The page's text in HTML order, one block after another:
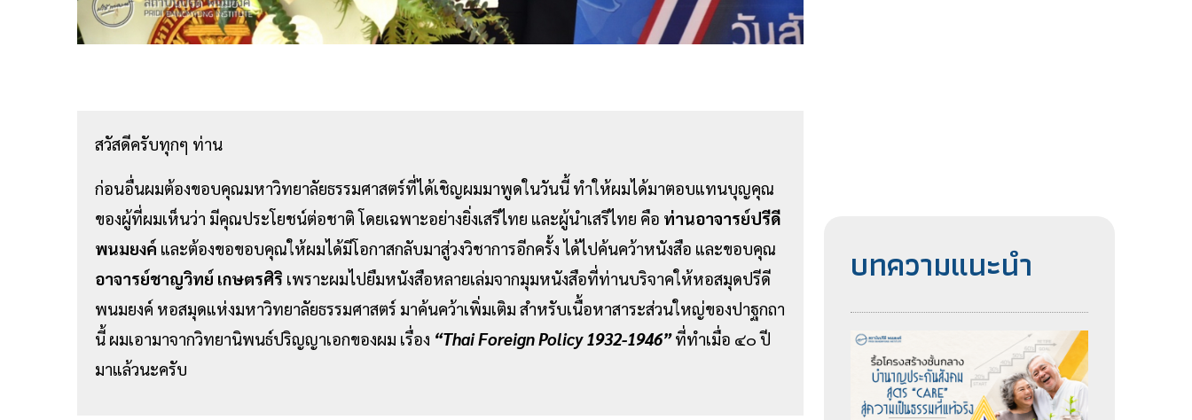
สวัสดีครับทุกๆ ท่าน
ก่อนอื่นผมต้องขอบคุณมหาวิทยาลัยธรรมศาสตร์ที่ได้เชิญผมมาพูดในวันนี้ ทำให้ผมได้มาตอบแทนบุญคุณ
ของผู้ที่ผมเห็นว่า มีคุณประโยชน์ต่อชาติ โดยเฉพาะอย่างยิ่งเสรีไทย และผู้นำเสรีไทย คือ ท่านอาจารย์ปรีดี
พนมยงค์ และต้องขอขอบคุณให้ผมได้มีโอกาสกลับมาสู่วงวิชาการอีกครั้ง ได้ไปค้นคว้าหนังสือ และขอบคุณ
อาจารย์ชาญวิทย์ เกษตรศิริ เพราะผมไปยืมหนังสือหลายเล่มจากมุมหนังสือที่ท่านบริจาคให้หอสมุดปรีดี
พนมยงค์ หอสมุดแห่งมหาวิทยาลัยธรรมศาสตร์ มาค้นคว้าเพิ่มเติม สำหรับเนื้อหาสาระส่วนใหญ่ของปาฐกถา
นี้ ผมเอามาจากวิทยานิพนธ์ปริญญาเอกของผม เรื่อง “Thai Foreign Policy 1932-1946”ที่ทำเมื่อ ๔๐ ปี
มาแล้วนะครับ
บทความแนะนำ